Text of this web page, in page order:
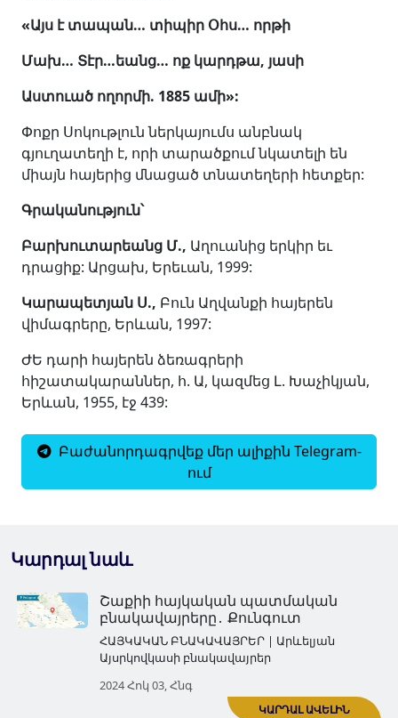
Կարդալ նաև
«Այս է տապան… տիպիր Օհս… որթի
Մախ… Տէր…եանց… ոք կարդթա, յասի
Աստուած ողորմի. 1885 ամի»:
Փոքր Սոկութլուն ներկայումս անբնակ
գյուղատեղի է, որի տարածքում նկատելի են
միայն հայերից մնացած տնատեղերի հետքեր:
Գրականություն՝
Բարխուտարեանց Մ., Աղուանից երկիր եւ
դրացիք: Արցախ, Երեւան, 1999:
Կարապետյան Ս., Բուն Աղվանքի հայերեն
վիմագրերը, Երևան, 1997:
ԺԵ դարի հայերեն ձեռագրերի
հիշատակարաններ, հ. Ա, կազմեց Լ. Խաչիկյան,
Երևան, 1955, էջ 439:
Բաժանորդագրվեք մեր ալիքին Telegram-
ում